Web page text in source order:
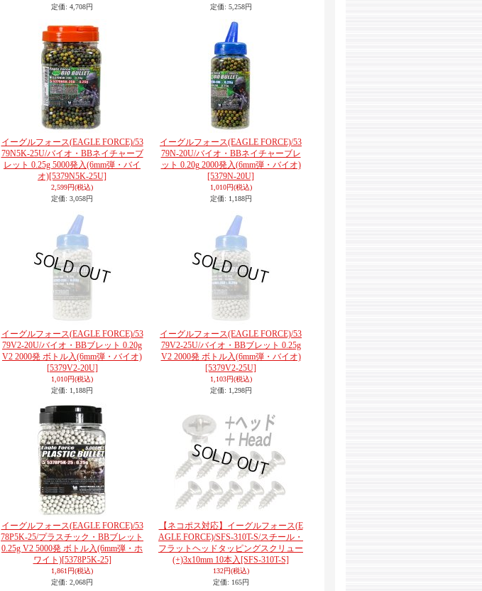
定価: 4,708円
定価: 5,258円
イーグルフォース(EAGLE FORCE)/53
79N5K-25U/バイオ・BBネイチャーブ
レット 0.25g 5000発入(6mm弾・バイ
オ)[5379N5K-25U]
2,599円(税込)
定価: 3,058円
イーグルフォース(EAGLE FORCE)/53
79N-20U/バイオ・BBネイチャーブレ
ット 0.20g 2000発入(6mm弾・バイオ)
[5379N-20U]
1,010円(税込)
定価: 1,188円
イーグルフォース(EAGLE FORCE)/53
79V2-20U/バイオ・BBブレット 0.20g
V2 2000発 ボトル入(6mm弾・バイオ)
[5379V2-20U]
1,010円(税込)
定価: 1,188円
イーグルフォース(EAGLE FORCE)/53
79V2-25U/バイオ・BBブレット 0.25g
V2 2000発 ボトル入(6mm弾・バイオ)
[5379V2-25U]
1,103円(税込)
定価: 1,298円
イーグルフォース(EAGLE FORCE)/53
78P5K-25/プラスチック・BBブレット
0.25g V2 5000発 ボトル入(6mm弾・ホ
ワイト)[5378P5K-25]
1,861円(税込)
定価: 2,068円
【ネコポス対応】イーグルフォース(E
AGLE FORCE)/SFS-310T-S/スチール・
フラットヘッドタッピングスクリュー
(+)3x10mm 10本入 [SFS-310T-S]
132円(税込)
定価: 165円